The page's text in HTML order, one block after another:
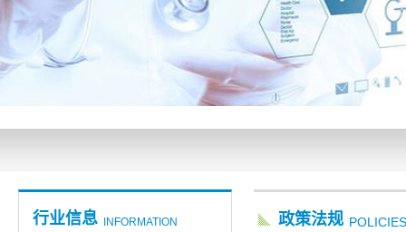
行业信息 INFORMATION 政策法规